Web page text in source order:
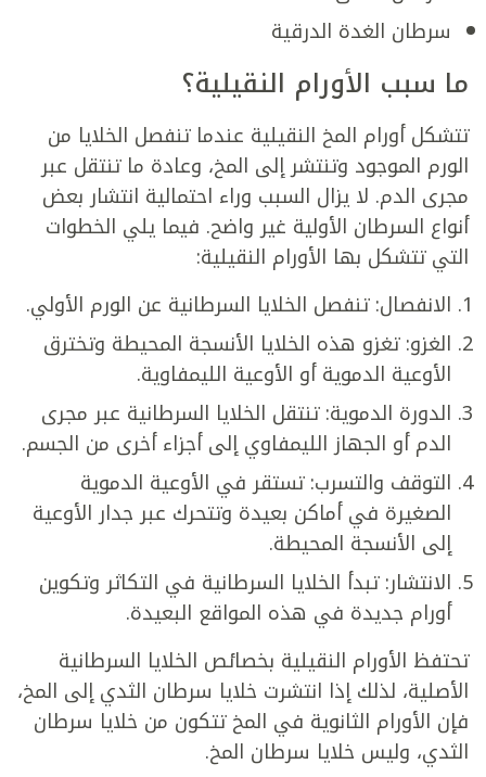
سرطان الغدة الدرقية
ما سبب الأورام النقيلية؟
تتشكل أورام المخ النقيلية عندما تنفصل الخلايا من
الورم الموجود وتنتشر إلى المخ، وعادة ما تنتقل عبر
مجرى الدم. لا يزال السبب وراء احتمالية انتشار بعض
أنواع السرطان الأولية غير واضح. فيما يلي الخطوات
التي تتشكل بها الأورام النقيلية:
الانفصال: تنفصل الخلايا السرطانية عن الورم الأولي.
الغزو: تغزو هذه الخلايا الأنسجة المحيطة وتخترق
الأوعية الدموية أو الأوعية الليمفاوية.
الدورة الدموية: تنتقل الخلايا السرطانية عبر مجرى
الدم أو الجهاز الليمفاوي إلى أجزاء أخرى من الجسم.
التوقف والتسرب: تستقر في الأوعية الدموية
الصغيرة في أماكن بعيدة وتتحرك عبر جدار الأوعية
إلى الأنسجة المحيطة.
الانتشار: تبدأ الخلايا السرطانية في التكاثر وتكوين
أورام جديدة في هذه المواقع البعيدة.
تحتفظ الأورام النقيلية بخصائص الخلايا السرطانية
الأصلية، لذلك إذا انتشرت خلايا سرطان الثدي إلى المخ،
فإن الأورام الثانوية في المخ تتكون من خلايا سرطان
الثدي، وليس خلايا سرطان المخ.